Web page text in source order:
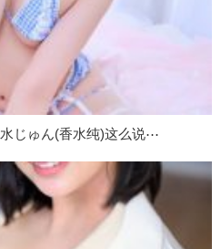
じゅん(香水纯)这么说⋯